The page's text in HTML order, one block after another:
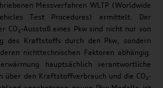
Messverfahren WLTP (Worldwide
Test Procedures) ermittelt. Der
CO₂-Ausstoß eines Pkw sind nicht nur von
des Kraftstoffs durch den Pkw, sondern
nichttechnischen Faktoren abhängig.
hauptsächlich verantwortliche
über den Kraftstoffverbrauch und die CO₂-